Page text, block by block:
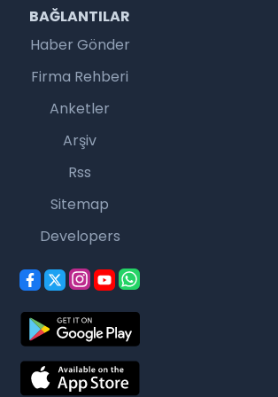
BAĞLANTILAR
Haber Gönder
Firma Rehberi
Anketler
Arşiv
Rss
Sitemap
Developers